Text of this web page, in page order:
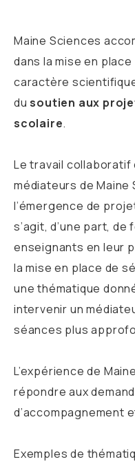
Maine Sciences
dans la mise en
caractère
dusoutien aux
scolaire.
Le travail
médiateurs de
l’émergence de
s’agit, d’une part, de
enseignants en leur
la mise en place de
une thématique
intervenir un
séances plus
L’expérience de
répondre aux
d’accompagnement
Exemples de